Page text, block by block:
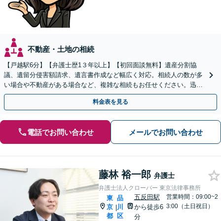
不動産・土地の相続
【戸越駅6分】【弁護士歴1３年以上】【初回面談無料】遺産分割協
議、遺留分侵害額請求、遺言書作成など幅広く対応。相続人の数が多
い場合や不動産がある場合など、複雑な相続もお任せください。迅速
な対応で早期解決を目指します。【電話・メール相談可】
料金表を見る
電話でお問い合わせ メールでお問い合わせ
藤林 裕一郎 弁護士
弁護士法人クローバー 東京法律事務所
東
京
都
|
品
川
区
五反田駅
から徒歩6
分
営業時間：09:00~2
3:00（土日祝日）